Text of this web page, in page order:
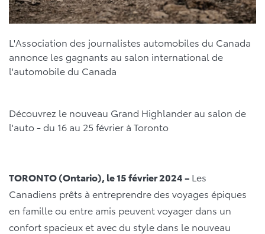
L'Association des journalistes automobiles du Canada
annonce les gagnants au salon international de
l'automobile du Canada
Découvrez le nouveau Grand Highlander au salon de
l'auto - du 16 au 25 février à Toronto
TORONTO (Ontario), le 15 février 2024 – Les
Canadiens prêts à entreprendre des voyages épiques
en famille ou entre amis peuvent voyager dans un
confort spacieux et avec du style dans le nouveau